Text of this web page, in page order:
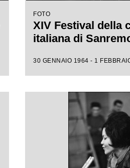
FOTO
XIV Festival della
italiana di
30 GENNAIO 1964 - 1